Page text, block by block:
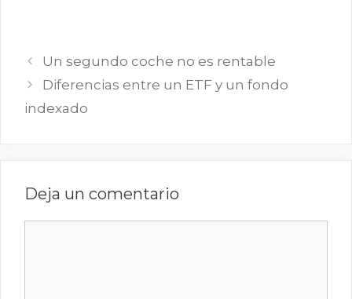
Un segundo coche no es rentable
Diferencias entre un ETF y un fondo
indexado
Deja un comentario